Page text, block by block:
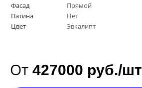
Фасад
Прямой
Патина
Нет
Цвет
Эвкалипт
От 427000 руб./шт